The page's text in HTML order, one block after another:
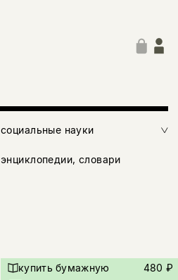
социальные науки
энциклопедии, словари
купить бумажную
480 ₽